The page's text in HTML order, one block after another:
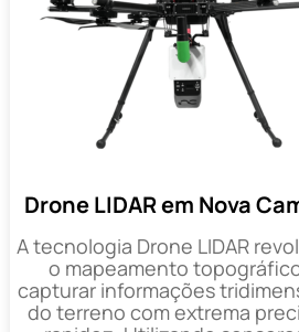
Drone LIDAR em Nova
A tecnologia Drone LIDAR
o mapeamento
capturar informações
do terreno com extrema